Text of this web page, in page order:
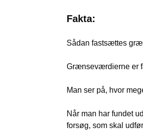
Fakta:
Sådan fastsættes
Grænseværdierne er
Man ser på, hvor
Når man har fundet
forsøg, som skal